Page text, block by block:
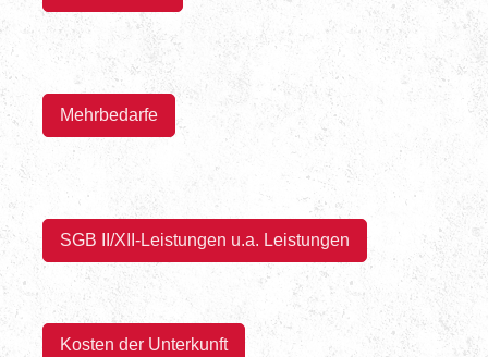
Mehrbedarfe
SGB II/XII-Leistungen u.a. Leistungen
Kosten der Unterkunft